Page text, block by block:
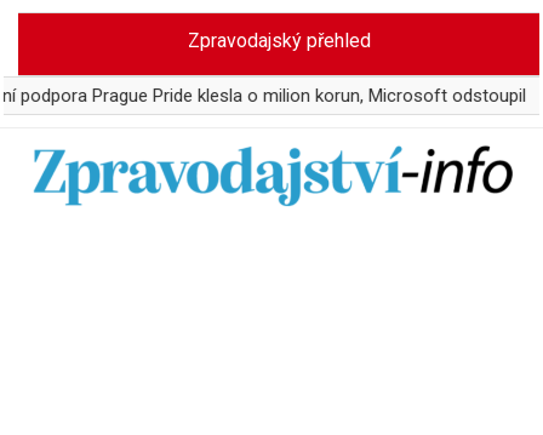
Skip
content
Zpravodajský přehled
Pride klesla o milion korun, Microsoft odstoupil WTA